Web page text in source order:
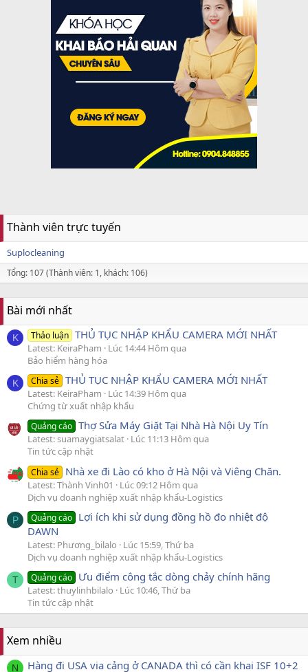
Thành viên trực tuyến
Suplocleaning
Tổng: 107 (Thành viên: 1, khách: 106)
Bài mới nhất
K Thảo luận THỦ TỤC NHẬP KHẨU CAMERA MỚI NHẤT
Latest: KeiraPham
Lúc 14:44 Hôm qua
Bảo hiểm hàng hóa
K Chia sẻ THỦ TỤC NHẬP KHẨU CAMERA MỚI NHẤT
Latest: KeiraPham
Lúc 14:39 Hôm qua
Chứng từ xuất nhập khẩu
Quảng cáo Thợ Sửa Máy Giặt Tại Nhà Hà Nội Uy Tín
Latest: suamaygiatsalat Lúc 11:13 Hôm qua
Tin tức cập nhật
Chia sẻ Nhà xe đi Lào có kho ở Hà Nội và Viêng Chăn.
Latest: Thành Vinh01
Lúc 09:12 Hôm qua
Dịch vụ doanh nghiệp xuất nhập khẩu-Logistics
P Quảng cáo Lợi ích khi sử dụng đồng hồ đo nhiệt độ
DAWN
Latest: Phương_bilalo
Lúc 15:59, Thứ ba
Dịch vụ doanh nghiệp xuất nhập khẩu-Logistics
T Quảng cáo Ưu điểm công tắc dòng chảy chính hãng
Latest: thuylinhbilalo
Lúc 10:46, Thứ ba
Tin tức cập nhật
Xem nhiều
N Hàng đi USA via cảng ở CANADA thì có cần khai ISF 10+2